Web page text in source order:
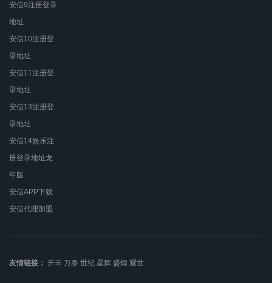
安信9注册登录
地址
安信10注册登
录地址
安信11注册登
录地址
安信13注册登
录地址
安信14娱乐注
册登录地址龙
年版
安信APP下载
安信代理加盟
友情链接： 开丰 万泰 世纪 星辉 盛煌 耀世